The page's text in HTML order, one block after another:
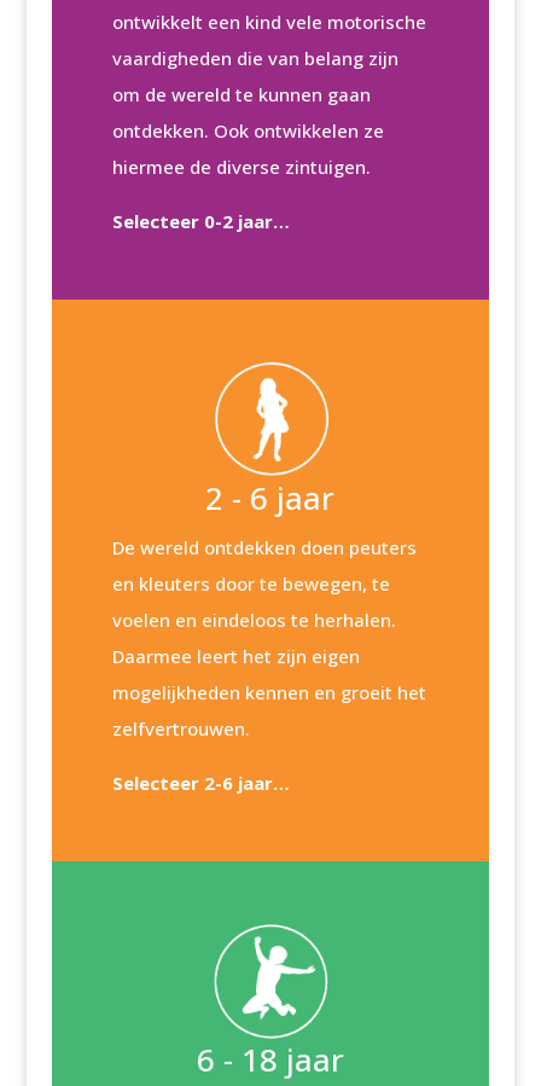
ontwikkelt een kind vele motorische
vaardigheden die van belang zijn
om de wereld te kunnen gaan
ontdekken. Ook ontwikkelen ze
hiermee de diverse zintuigen.
Selecteer 0-2 jaar…
2 - 6 jaar
De wereld ontdekken doen peuters
en kleuters door te bewegen, te
voelen en eindeloos te herhalen.
Daarmee leert het zijn eigen
mogelijkheden kennen en groeit het
zelfvertrouwen.
Selecteer 2-6 jaar…
6 - 18 jaar